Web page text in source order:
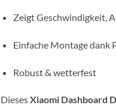
Zeigt Geschwindigkeit,
Einfache Montage dank
Robust & wetterfest
DiesesXiaomi Dashboard